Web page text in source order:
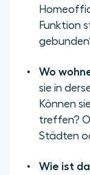
Funktion
Wo
sie in
Können
treffen?
Städten
Wie ist